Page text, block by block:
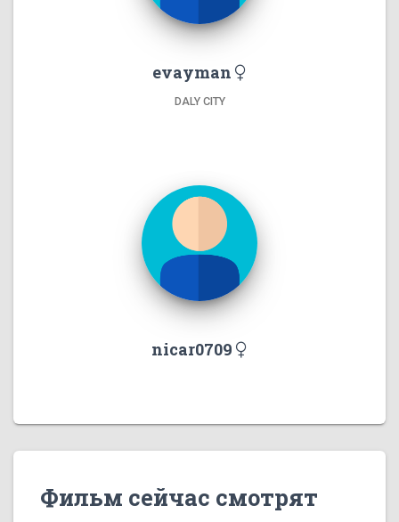
evayman
DALY CITY
nicar0709
Фильм сейчас смотрят